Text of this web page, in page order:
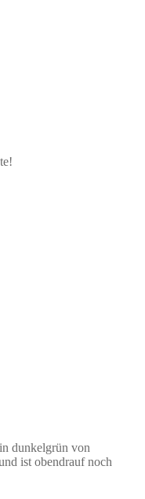
dunkelgrün von
ist obendrauf noch